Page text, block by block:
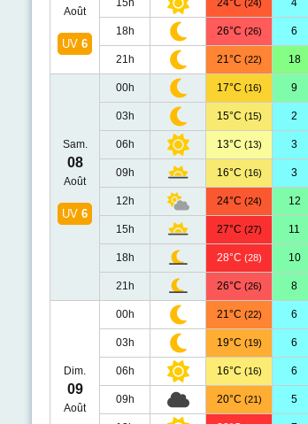
Août
UV 6
15h 24°C (24) 4
18h 26°C (26) 6
21h 21°C (22) 18
Sam.
08
Août
UV 6
00h 17°C (16) 9
03h 15°C (15) 2
06h 13°C (13) 3
09h 16°C (16) 3
12h 24°C (24) 12
15h 27°C (27) 11
18h 28°C (28) 10
21h 26°C (26) 8
Dim.
09
Août
00h 21°C (22) 6
03h 19°C (19) 6
06h 16°C (16) 6
09h 20°C (21) 5